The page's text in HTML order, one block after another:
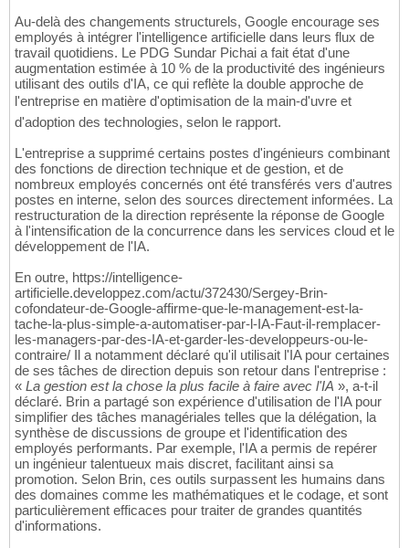
Au-delà des changements structurels, Google encourage ses
employés à intégrer l'intelligence artificielle dans leurs flux de
travail quotidiens. Le PDG Sundar Pichai a fait état d'une
augmentation estimée à 10 % de la productivité des ingénieurs
utilisant des outils d'IA, ce qui reflète la double approche de
l'entreprise en matière d'optimisation de la main-d'uvre et
d'adoption des technologies, selon le rapport.
L'entreprise a supprimé certains postes d'ingénieurs combinant
des fonctions de direction technique et de gestion, et de
nombreux employés concernés ont été transférés vers d'autres
postes en interne, selon des sources directement informées. La
restructuration de la direction représente la réponse de Google
à l'intensification de la concurrence dans les services cloud et le
développement de l'IA.
En outre, https://intelligence-
artificielle.developpez.com/actu/372430/Sergey-Brin-
cofondateur-de-Google-affirme-que-le-management-est-la-
tache-la-plus-simple-a-automatiser-par-l-IA-Faut-il-remplacer-
les-managers-par-des-IA-et-garder-les-developpeurs-ou-le-
contraire/ Il a notamment déclaré qu'il utilisait l'IA pour certaines
de ses tâches de direction depuis son retour dans l'entreprise :
« La gestion est la chose la plus facile à faire avec l'IA », a-t-il
déclaré. Brin a partagé son expérience d'utilisation de l'IA pour
simplifier des tâches managériales telles que la délégation, la
synthèse de discussions de groupe et l'identification des
employés performants. Par exemple, l'IA a permis de repérer
un ingénieur talentueux mais discret, facilitant ainsi sa
promotion. Selon Brin, ces outils surpassent les humains dans
des domaines comme les mathématiques et le codage, et sont
particulièrement efficaces pour traiter de grandes quantités
d'informations.